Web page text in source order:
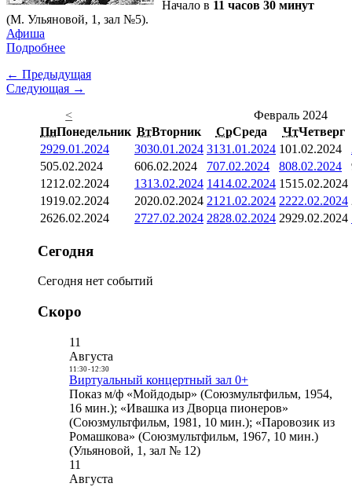
Начало в 11 часов 30 минут
(М. Ульяновой, 1, зал №5).
Афиша
Подробнее
← Предыдущая
Следующая →
<
Февраль 2024
ПнПонедельник ВтВторник СрСреда ЧтЧетверг
2929.01.2024 3030.01.2024 3131.01.2024 101.02.2024
505.02.2024 606.02.2024 707.02.2024 808.02.2024
1212.02.2024 1313.02.2024 1414.02.2024 1515.02.2024
1919.02.2024 2020.02.2024 21 21.02.2024 2222.02.2024
2626.02.2024 2727.02.2024 2828.02.2024 2929.02.2024
Сегодня
Сегодня нет событий
Скоро
11
Августа
11:30- 12:30
Виртуальный концертный зал 0+
Показ м/ф «Мойдодыр» (Союзмультфильм, 1954,
16 мин.); «Ивашка из Дворца пионеров»
(Союзмультфильм, 1981, 10 мин.); «Паровозик из
Ромашкова» (Союзмультфильм, 1967, 10 мин.)
(Ульяновой, 1, зал № 12)
11
Августа